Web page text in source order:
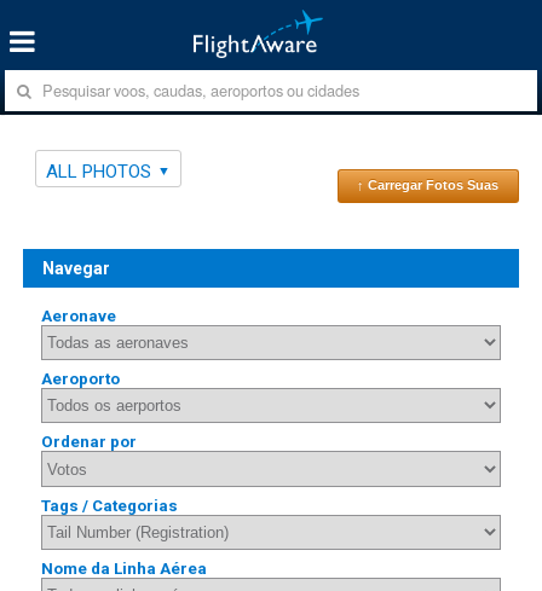
ALL PHOTOS
↑ Carregar Fotos Suas
Navegar
Aeronave
Aeroporto
Ordenar por
Tags / Categorias
Nome da Linha Aérea